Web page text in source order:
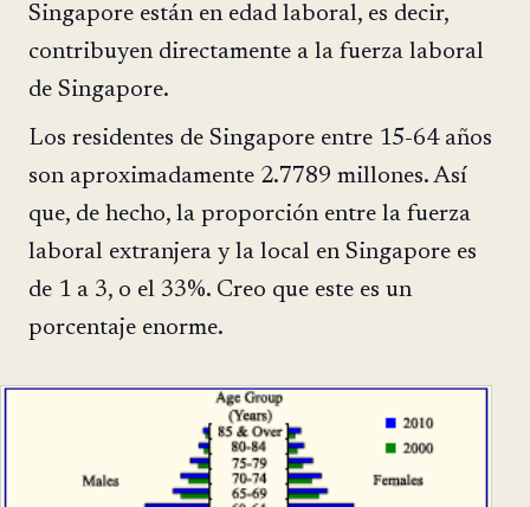
Singapore están en edad laboral, es decir,
contribuyen directamente a la fuerza laboral
de Singapore.
Los residentes de Singapore entre 15-64 años
son aproximadamente 2.7789 millones. Así
que, de hecho, la proporción entre la fuerza
laboral extranjera y la local en Singapore es
de 1 a 3, o el 33%. Creo que este es un
porcentaje enorme.